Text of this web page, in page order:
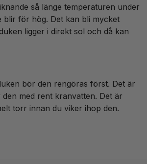
så länge temperaturen under
blir för hög. Det kan bli mycket
ligger i direkt sol och då kan
bör den rengöras först. Det är
den med rent kranvatten. Det är
torr innan du viker ihop den.